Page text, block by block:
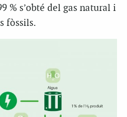
% s’obté del gas natural i
fòssils.